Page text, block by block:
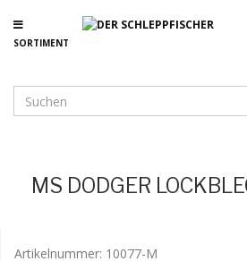
SORTIMENT
MS DODGER
Artikelnummer: 10077-M